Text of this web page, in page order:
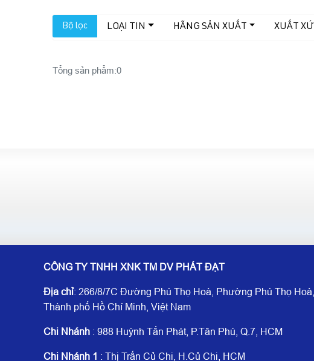
Bộ lọc LOẠI TIN HÃNG SẢN XUẤT XUẤT XỨ
Tổng sản phẩm:0
CÔNG TY TNHH XNK TM DV PHÁT ĐẠT
Địa chỉ: 266/8/7C Đường Phú Thọ Hoà, Phường Phú Thọ Hoà,
Thành phố Hồ Chí Minh, Việt Nam
Chi Nhánh : 988 Huỳnh Tấn Phát, P.Tân Phú, Q.7, HCM
Chi Nhánh 1 : Thị Trấn Củ Chi, H.Củ Chi, HCM